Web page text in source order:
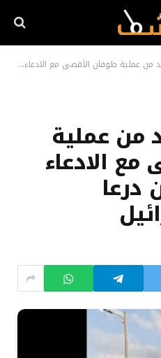
طوفان الأقصى مع الادعاء أنها لشبان من درعا يقتحمون إسرائيل
من عملية
الادعاء
درعا